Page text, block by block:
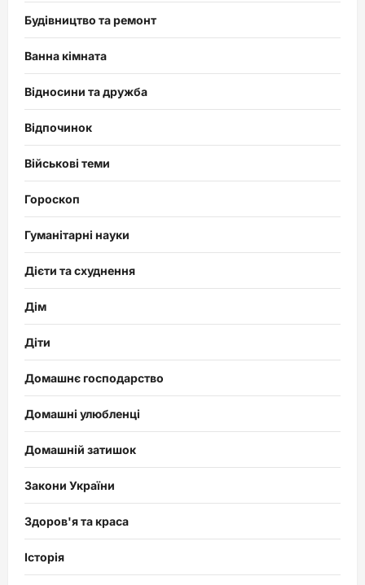
Будівництво та ремонт
Ванна кімната
Відносини та дружба
Відпочинок
Військові теми
Гороскоп
Гуманітарні науки
Дієти та схуднення
Дім
Діти
Домашнє господарство
Домашні улюбленці
Домашній затишок
Закони України
Здоров'я та краса
Історія